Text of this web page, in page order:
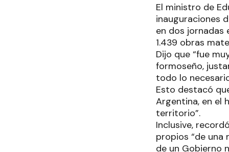
El ministro de
inauguraciones
en dos jornadas
1.439 obras
Dijo que “fue
formoseño,
todo lo
Esto destacó
Argentina, en el
territorio”.
Inclusive,
propios “de una
de un Gobierno